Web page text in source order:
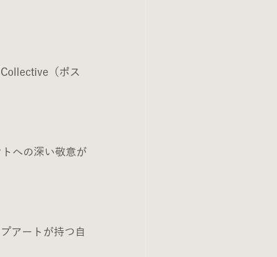
（ポス
への深い敬意が
アートが持つ自